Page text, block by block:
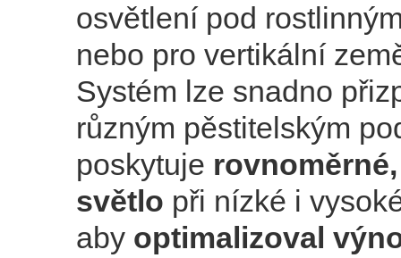
osvětlení pod
nebo pro vertikální
Systém lze snadno
různým pěstitelským
poskytuje
světlo při nízké i
aby optimalizoval